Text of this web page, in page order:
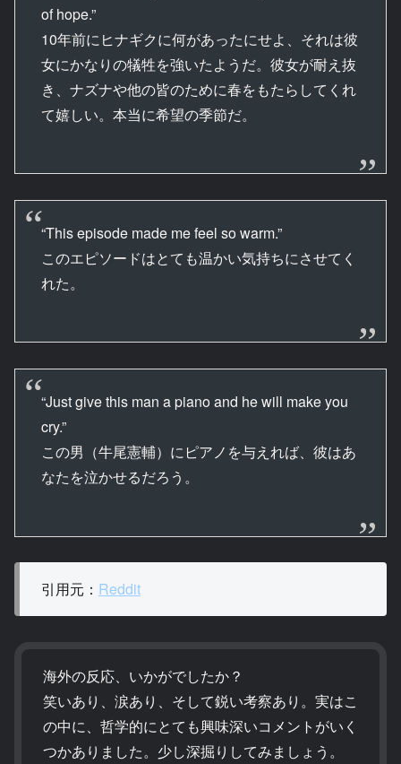
of hope.”
10年前にヒナギクに何があったにせよ、それは彼
女にかなりの犠牲を強いたようだ。彼女が耐え抜
き、ナズナや他の皆のために春をもたらしてくれ
て嬉しい。本当に希望の季節だ。
“This episode made me feel so warm.”
このエピソードはとても温かい気持ちにさせてく
れた。
“Just give this man a piano and he will make you
cry.”
この男（牛尾憲輔）にピアノを与えれば、彼はあ
なたを泣かせるだろう。
引用元： Reddit
海外の反応、いかがでしたか？
笑いあり、涙あり、そして鋭い考察あり。実はこ
の中に、哲学的にとても興味深いコメントがいく
つかありました。少し深掘りしてみましょう。